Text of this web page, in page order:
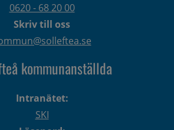
0620 - 68 20 00
Skriv till oss
kommunanställda
Intranätet:
SKI